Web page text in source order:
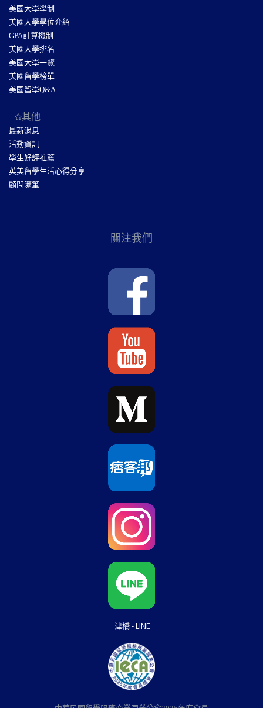
美國大學學制
美國大學學位介紹
GPA計算機制
美國大學排名
美國大學一覽
美國留學榜單
美國留學Q&A
其他
最新消息
活動資訊
學生好評推薦
英美留學生活心得分享
顧問隨筆
關注我們
津橋 - LINE